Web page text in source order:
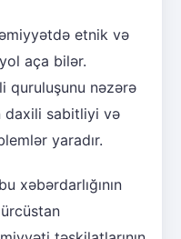
etnik və
aça bilər.
quruluşunu nəzərə
daxili sabitliyi və
yaradır.
xəbərdarlığının